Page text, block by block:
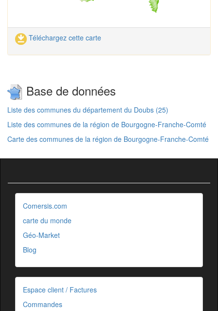
Téléchargez cette carte
Base de données
Liste des communes du département du Doubs (25)
Liste des communes de la région de Bourgogne-Franche-Comté
Carte des communes de la région de Bourgogne-Franche-Comté
Comersis.com
carte du monde
Géo-Market
Blog
Espace client / Factures
Commandes